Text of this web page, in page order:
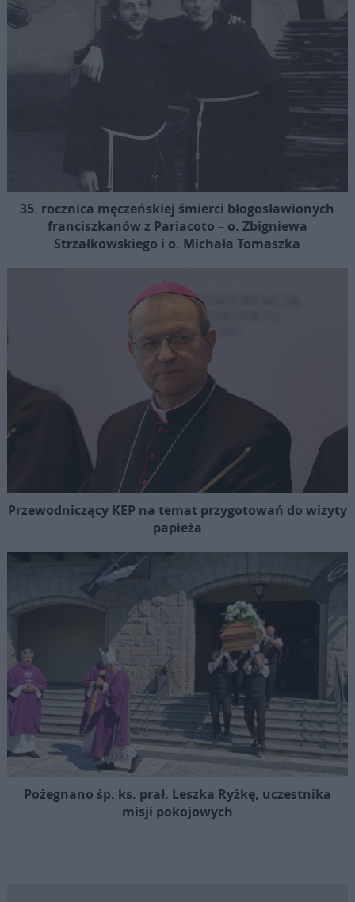
35. rocznica męczeńskiej śmierci błogosławionych
franciszkanów z Pariacoto – o. Zbigniewa
Strzałkowskiego i o. Michała Tomaszka
Przewodniczący KEP na temat przygotowań do wizyty
papieża
Pożegnano śp. ks. prał. Leszka Ryżkę, uczestnika
misji pokojowych